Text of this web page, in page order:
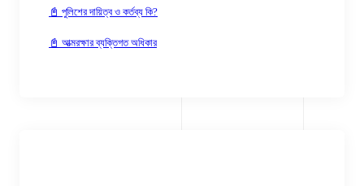
📓 পুলিশের দায়িত্ব ও কর্তব্য কি?
📓 আত্মরক্ষার ব্যক্তিগত অধিকার